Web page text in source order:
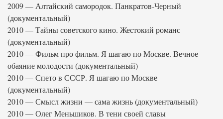
2009 — Алтайский самородок. Панкратов-Черный
(документальный)
2010 — Тайны советского кино. Жестокий романс
(документальный)
2010 — Фильм про фильм. Я шагаю по Москве. Вечное
обаяние молодости (документальный)
2010 — Спето в СССР. Я шагаю по Москве
(документальный)
2010 — Смысл жизни — сама жизнь (документальный)
2010 — Олег Меньшиков. В тени своей славы